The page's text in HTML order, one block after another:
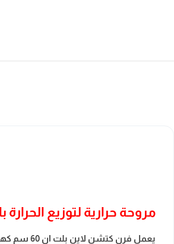
مروحة حرارية لتوزيع الحرارة
يعمل